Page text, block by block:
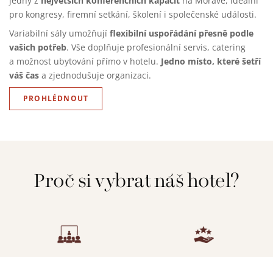
pro kongresy, firemní setkání, školení i společenské události.
Variabilní sály umožňují flexibilní uspořádání přesně podle
vašich potřeb. Vše doplňuje profesionální servis, catering
a možnost ubytování přímo v hotelu. Jedno místo, které šetří
váš čas a zjednodušuje organizaci.
PROHLÉDNOUT
Proč si vybrat náš hotel?